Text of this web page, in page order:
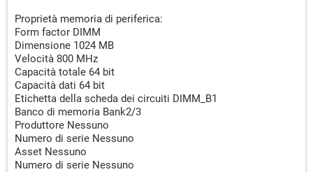
Proprietà memoria di periferica:
Form factor DIMM
Dimensione 1024 MB
Velocità 800 MHz
Capacità totale 64 bit
Capacità dati 64 bit
Etichetta della scheda dei circuiti DIMM_B1
Banco di memoria Bank2/3
Produttore Nessuno
Numero di serie Nessuno
Asset Nessuno
Numero di serie Nessuno